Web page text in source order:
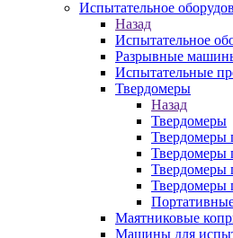
Испытательное
Назад
Испытательное
Разрывные
Испытательные
Твердомеры
Назад
Твердомеры
Твердомеры
Твердомеры
Твердомеры
Твердомеры
Маятниковые
Машины для